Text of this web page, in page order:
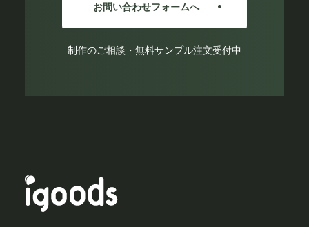
お問い合わせフォームへ
制作のご相談・無料サンプル注文受付中